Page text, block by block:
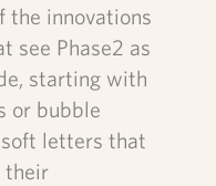
the innovations
see Phase2 as
starting with
or bubble
letters that
their